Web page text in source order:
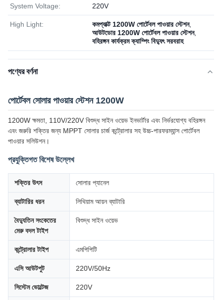
System Voltage: 220V
High Light: কমপ্যাক্ট 1200W পোর্টেবল পাওয়ার স্টেশন,
আউটডোর 1200W পোর্টেবল পাওয়ার স্টেশন,
বহিরঙ্গন কার্যক্রম ক্যাম্পিং বিদ্যুৎ সরবরাহ
পণ্যের বর্ণনা
পোর্টেবল সোলার পাওয়ার স্টেশন 1200W
1200W ক্ষমতা, 110V/220V বিশুদ্ধ সাইন ওয়েভ ইনভার্টার এবং নির্ভরযোগ্য বহিরঙ্গন
এবং জরুরি শক্তির জন্য MPPT সোলার চার্জ কন্ট্রোলার সহ উচ্চ-পারফরম্যান্স পোর্টেবল
পাওয়ার সলিউশন।
প্রযুক্তিগত বিশেষ উল্লেখ
শক্তির উৎস সোলার প্যানেল
ব্যাটারির ধরন লিথিয়াম আয়ন ব্যাটারি
বৈদ্যুতিন সংকেতের
মেরু বদল টাইপ
বিশুদ্ধ সাইন ওয়েভ
কন্ট্রোলার টাইপ এমপিপিটি
এসি আউটপুট 220V/50Hz
সিস্টেম ভোল্টেজ 220V